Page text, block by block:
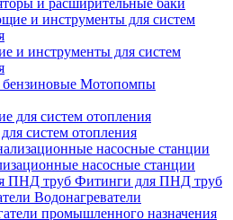
и инструменты для систем
Мотопомпы
систем отопления
насосные станции
Фитинги для ПНД труб
Водонагреватели